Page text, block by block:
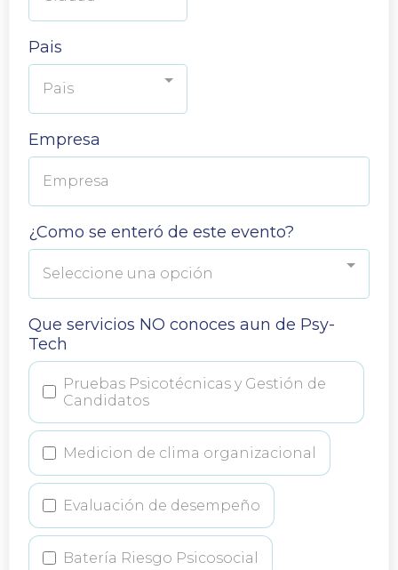
Pais
Pais
Empresa
¿Como se enteró de este evento?
Seleccione una opción
Que servicios NO conoces aun de Psy-
Tech
Pruebas Psicotécnicas y Gestión de
Candidatos
Medicion de clima organizacional
Evaluación de desempeño
Batería Riesgo Psicosocial